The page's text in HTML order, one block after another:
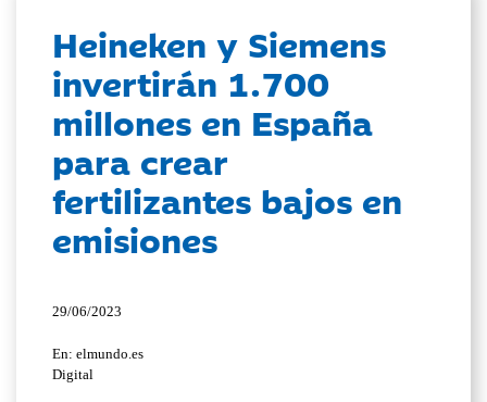
Heineken y Siemens
invertirán 1.700
millones en España
para crear
fertilizantes bajos en
emisiones
29/06/2023
En: elmundo.es
Digital